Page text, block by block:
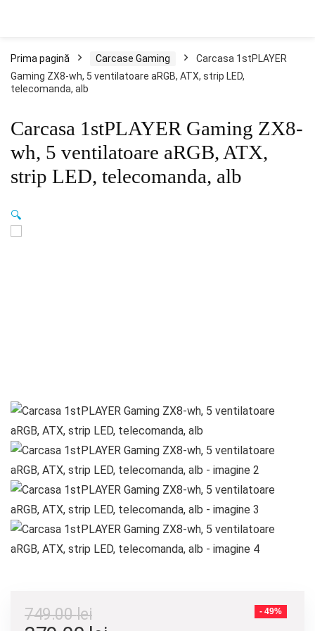
Prima pagină Carcase Gaming
Carcasa 1stPLAYER
Gaming ZX8-wh, 5 ventilatoare aRGB, ATX, strip LED,
telecomanda, alb
Carcasa 1stPLAYER Gaming ZX8-
wh, 5 ventilatoare aRGB, ATX,
strip LED, telecomanda, alb
🔍
- 49%
749.00lei